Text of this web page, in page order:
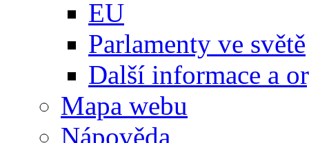
EU
Parlamenty ve světě
Další informace a
Mapa webu
Nápověda